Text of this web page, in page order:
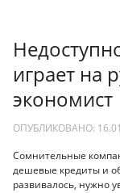
играет на
экономист
ОПУБЛИКОВАНО:
Сомнительные
дешевые кредиты и
развивалось, нужно